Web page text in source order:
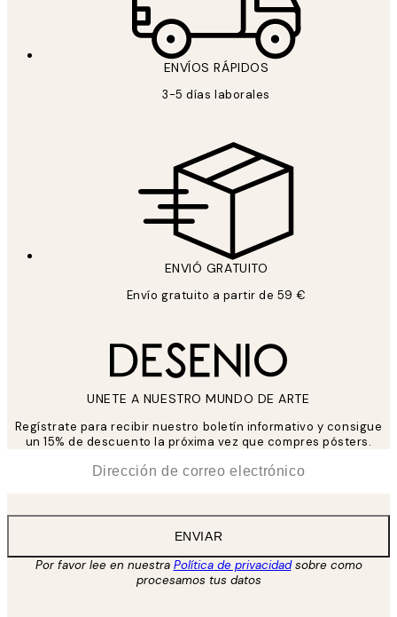
ENVÍOS RÁPIDOS
3-5 días laborales
ENVIÓ GRATUITO
Envío gratuito a partir de 59 €
UNETE A NUESTRO MUNDO DE ARTE
Regístrate para recibir nuestro boletín informativo y consigue
un 15% de descuento la próxima vez que compres pósters.
ENVIAR
Por favor lee en nuestra Política de privacidadsobre como
procesamos tus datos